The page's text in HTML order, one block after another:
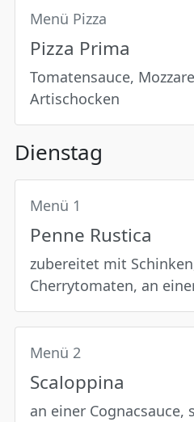
Menü Pizza
Pizza Prima
Tomatensauce,
Artischocken
Dienstag
Menü 1
Penne Rustica
zubereitet mit
Cherrytomaten, an
Menü 2
Scaloppina
an einer Cognacsauce,